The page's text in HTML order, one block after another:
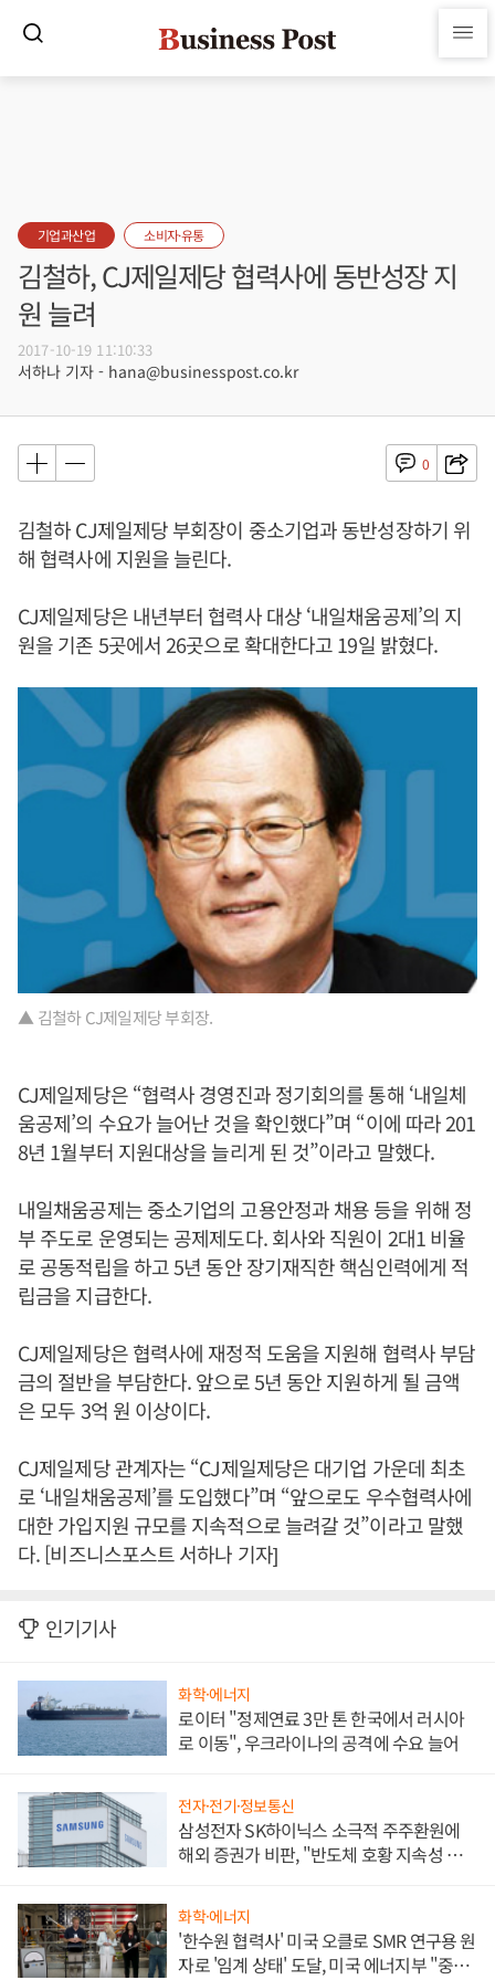
기업과산업 소비자·유통
김철하, CJ제일제당 협력사에 동반성장 지
원 늘려
2017-10-19 11:10:33
서하나 기자 - hana@businesspost.co.kr
0
김철하 CJ제일제당 부회장이 중소기업과 동반성장하기 위
해 협력사에 지원을 늘린다.
CJ제일제당은 내년부터 협력사 대상 ‘내일채움공제’의 지
원을 기존 5곳에서 26곳으로 확대한다고 19일 밝혔다.
▲ 김철하 CJ제일제당 부회장.
CJ제일제당은 “협력사 경영진과 정기회의를 통해 ‘내일체
움공제’의 수요가 늘어난 것을 확인했다”며 “이에 따라 201
8년 1월부터 지원대상을 늘리게 된 것”이라고 말했다.
내일채움공제는 중소기업의 고용안정과 채용 등을 위해 정
부 주도로 운영되는 공제제도다. 회사와 직원이 2대1 비율
로 공동적립을 하고 5년 동안 장기재직한 핵심인력에게 적
립금을 지급한다.
CJ제일제당은 협력사에 재정적 도움을 지원해 협력사 부담
금의 절반을 부담한다. 앞으로 5년 동안 지원하게 될 금액
은 모두 3억 원 이상이다.
CJ제일제당 관계자는 “CJ제일제당은 대기업 가운데 최초
로 ‘내일채움공제’를 도입했다”며 “앞으로도 우수협력사에
대한 가입지원 규모를 지속적으로 늘려갈 것”이라고 말했
다. [비즈니스포스트 서하나 기자]
인기기사
화학·에너지
로이터 "정제연료 3만 톤 한국에서 러시아
로 이동", 우크라이나의 공격에 수요 늘어
전자·전기·정보통신
삼성전자 SK하이닉스 소극적 주주환원에
해외 증권가 비판, "반도체 호황 지속성 의
화학·에너지
'한수원 협력사' 미국 오클로 SMR 연구용 원
자로 '임계 상태' 도달, 미국 에너지부 "중요